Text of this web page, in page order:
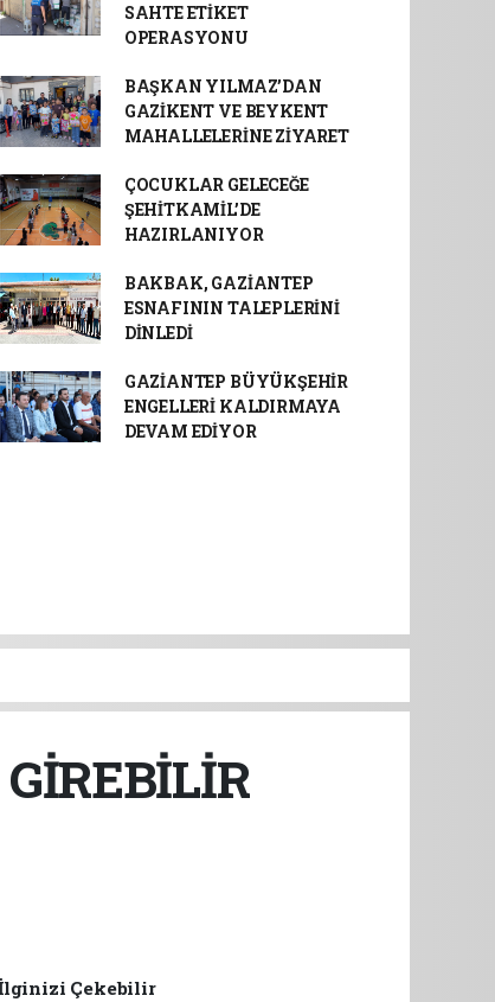
SAHTE ETİKET
OPERASYONU
BAŞKAN YILMAZ’DAN
GAZİKENT VE BEYKENT
MAHALLELERİNE ZİYARET
ÇOCUKLAR GELECEĞE
ŞEHİTKAMİL’DE
HAZIRLANIYOR
BAKBAK, GAZİANTEP
ESNAFININ TALEPLERİNİ
DİNLEDİ
GAZİANTEP BÜYÜKŞEHİR
ENGELLERİ KALDIRMAYA
DEVAM EDİYOR
Çekebilir